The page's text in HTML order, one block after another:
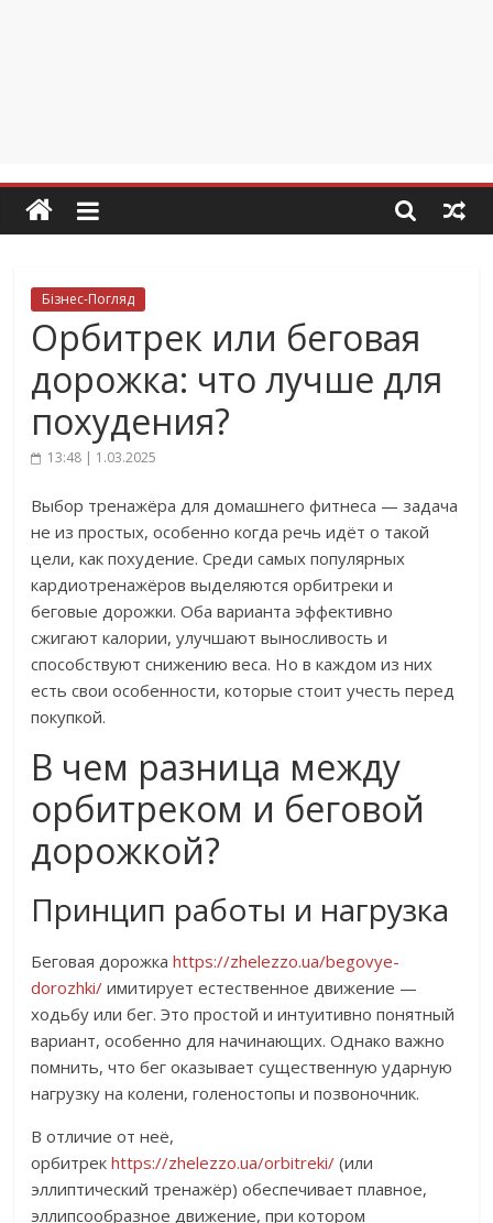
Бізнес-Погляд
Орбитрек или беговая
дорожка: что лучше для
похудения?
13:48 | 1.03.2025
Выбор тренажёра для домашнего фитнеса — задача
не из простых, особенно когда речь идёт о такой
цели, как похудение. Среди самых популярных
кардиотренажёров выделяются орбитреки и
беговые дорожки. Оба варианта эффективно
сжигают калории, улучшают выносливость и
способствуют снижению веса. Но в каждом из них
есть свои особенности, которые стоит учесть перед
покупкой.
В чем разница между
орбитреком и беговой
дорожкой?
Принцип работы и нагрузка
Беговая дорожкаhttps://zhelezzo.ua/begovye-
dorozhki/ имитирует естественное движение —
ходьбу или бег. Это простой и интуитивно понятный
вариант, особенно для начинающих. Однако важно
помнить, что бег оказывает существенную ударную
нагрузку на колени, голеностопы и позвоночник.
В отличие от неё,
орбитрекhttps://zhelezzo.ua/orbitreki/ (или
эллиптический тренажёр) обеспечивает плавное,
эллипсообразное движение, при котором